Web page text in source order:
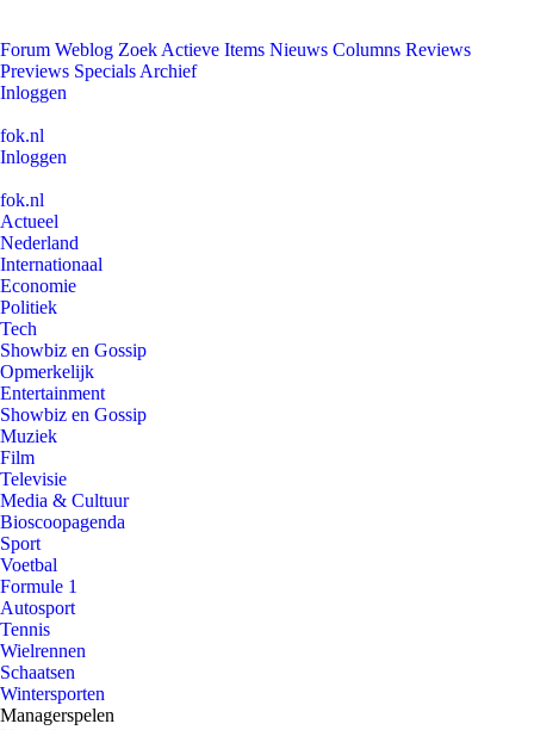
Forum Weblog Zoek Actieve Items Nieuws Columns Reviews
Previews Specials Archief
Inloggen
fok.nl
Inloggen
fok.nl
Actueel
Nederland
Internationaal
Economie
Politiek
Tech
Showbiz en Gossip
Opmerkelijk
Entertainment
Showbiz en Gossip
Muziek
Film
Televisie
Media & Cultuur
Bioscoopagenda
Sport
Voetbal
Formule 1
Autosport
Tennis
Wielrennen
Schaatsen
Wintersporten
Managerspelen